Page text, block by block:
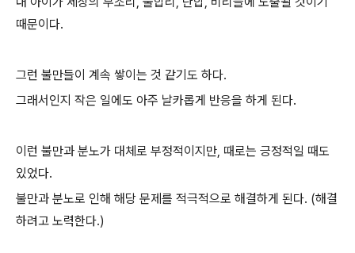
때문이다.
그런 불만들이 계속 쌓이는 것 같기도 하다.
그래서인지 작은 일에도 아주 날카롭게 반응을 하게 된다.
이런 불만과 분노가 대체로 부정적이지만, 때로는 긍정적일 때도
있었다.
불만과 분노로 인해 해당 문제를 적극적으로 해결하게 된다. (해결
하려고 노력한다.)